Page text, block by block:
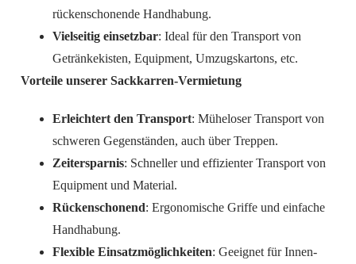
rückenschonende Handhabung.
Vielseitig einsetzbar: Ideal für den Transport von
Getränkekisten, Equipment, Umzugskartons, etc.
Vorteile unserer Sackkarren-Vermietung
Erleichtert den Transport: Müheloser Transport von
schweren Gegenständen, auch über Treppen.
Zeitersparnis: Schneller und effizienter Transport von
Equipment und Material.
Rückenschonend: Ergonomische Griffe und einfache
Handhabung.
Flexible Einsatzmöglichkeiten: Geeignet für Innen-